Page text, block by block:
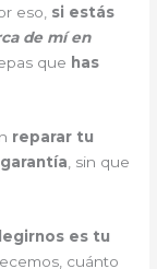
eso, si estás
de mí en
que has
reparar tu
, sin que
es tu
cuánto